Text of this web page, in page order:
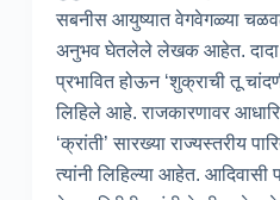
सबनीस आयुष्यात वेगवेगळ्या
अनुभव घेतलेले लेखक आहेत. दादा
प्रभावित होऊन ‘शुक्राची तू
लिहिले आहे. राजकारणावर
‘क्रांती’ सारख्या राज्यस्तरीय
त्यांनी लिहिल्या आहेत.